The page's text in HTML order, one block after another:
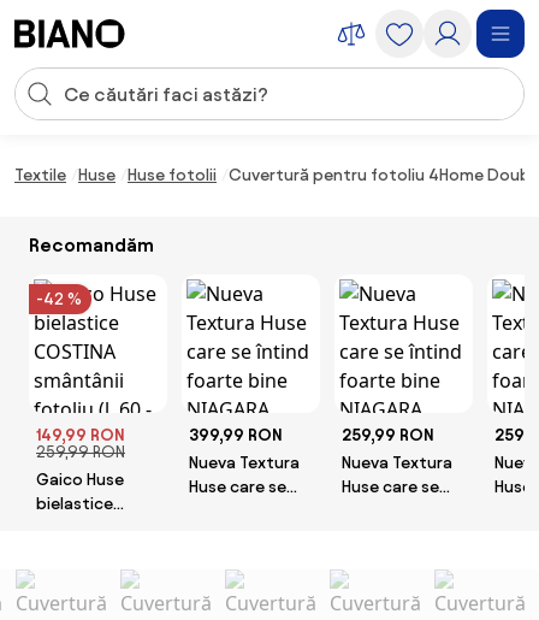
Introducerea căutării
Textile Huse Huse fotolii Cuvertură pentru fotoliu 4Home
Recomandăm
-42 %
149,99 RON
259,99 RON
Gaico Huse
bielastice
fotoliu (l. 60 -
110 cm)
399,99 RON
Nueva Textura
Huse care se
fotoliu clasic (l.
70 - 95 cm)
259,99 RON
Nueva Textura
Huse care se
fotoliu (l. 70 -
110 cm)
Huse